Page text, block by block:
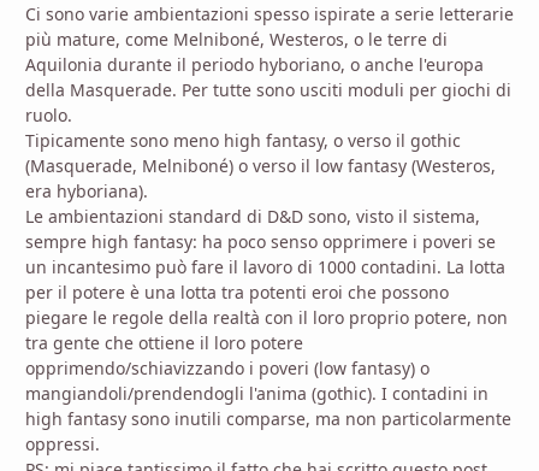
Ci sono varie ambientazioni spesso ispirate a serie letterarie
più mature, come Melniboné, Westeros, o le terre di
Aquilonia durante il periodo hyboriano, o anche l'europa
della Masquerade. Per tutte sono usciti moduli per giochi di
ruolo.
Tipicamente sono meno high fantasy, o verso il gothic
(Masquerade, Melniboné) o verso il low fantasy (Westeros,
era hyboriana).
Le ambientazioni standard di D&D sono, visto il sistema,
sempre high fantasy: ha poco senso opprimere i poveri se
un incantesimo può fare il lavoro di 1000 contadini. La lotta
per il potere è una lotta tra potenti eroi che possono
piegare le regole della realtà con il loro proprio potere, non
tra gente che ottiene il loro potere
opprimendo/schiavizzando i poveri (low fantasy) o
mangiandoli/prendendogli l'anima (gothic). I contadini in
high fantasy sono inutili comparse, ma non particolarmente
oppressi.